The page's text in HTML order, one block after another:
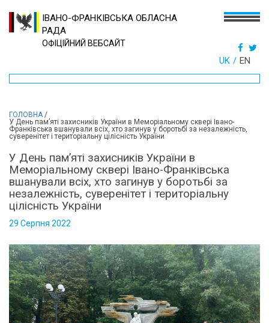
ІВАНО-ФРАНКІВСЬКА ОБЛАСНА
РАДА
ОФІЦІЙНИЙ ВЕБСАЙТ
UK EN
ГОЛОВНА/
У День пам’яті захисників України в Меморіальному сквері Івано-
Франківська вшанували всіх, хто загинув у боротьбі за незалежність,
суверенітет і територіальну цілісність України
У День пам’яті захисників України в
Меморіальному сквері Івано-Франківська
вшанували всіх, хто загинув у боротьбі за
незалежність, суверенітет і територіальну
цілісність України
29 Серпня 2022